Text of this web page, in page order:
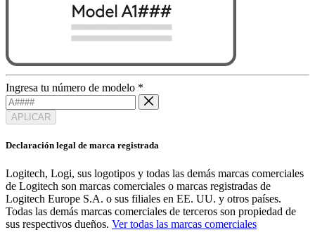
Ingresa tu número de modelo *
APLICAR
Declaración legal de marca registrada
Logitech, Logi, sus logotipos y todas las demás marcas comerciales
de Logitech son marcas comerciales o marcas registradas de
Logitech Europe S.A. o sus filiales en EE. UU. y otros países.
Todas las demás marcas comerciales de terceros son propiedad de
sus respectivos dueños. Ver todas las marcas comerciales